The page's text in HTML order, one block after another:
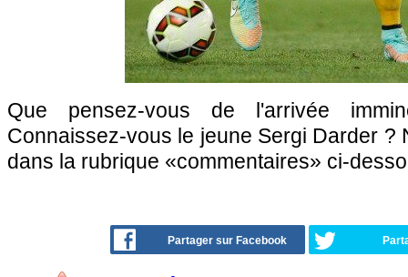
Que pensez-vous de l'arrivée
Connaissez-vous le jeune Sergi Darder ?
dans la rubrique «commentaires» ci-
Partager sur Facebook